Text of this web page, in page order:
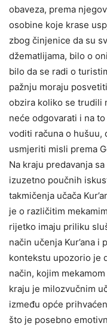
obaveza, prema
osobine koje krase
zbog činjenice da su
džematlijama, bilo o
bilo da se radi o
pažnju moraju
obzira koliko se trudili
neće odgovarati i na
voditi računa o
usmjeriti misli prema
Na kraju predavanja
izuzetno poučnih
takmičenja učača
je o različitim
rijetko imaju priliku
način učenja Kur’ana
kontekstu upozorio je
način, kojim
kraju je milozvučnim
između opće
što je posebno